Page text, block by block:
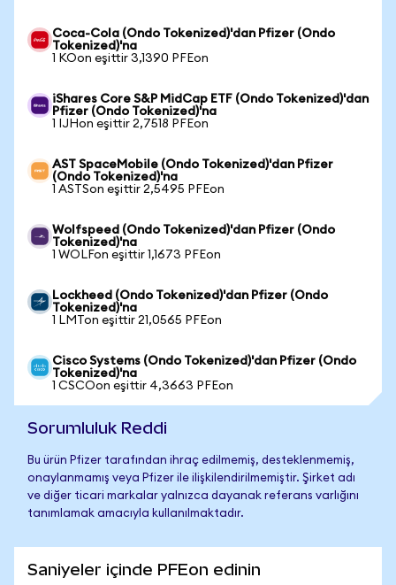
Coca-Cola (Ondo Tokenized)'dan Pfizer (Ondo
Tokenized)'na
1 KOon eşittir 3,1390 PFEon
iShares Core S&P MidCap ETF (Ondo Tokenized)'dan
Pfizer (Ondo Tokenized)'na
1 IJHon eşittir 2,7518 PFEon
AST SpaceMobile (Ondo Tokenized)'dan Pfizer
(Ondo Tokenized)'na
1 ASTSon eşittir 2,5495 PFEon
Wolfspeed (Ondo Tokenized)'dan Pfizer (Ondo
Tokenized)'na
1 WOLFon eşittir 1,1673 PFEon
Lockheed (Ondo Tokenized)'dan Pfizer (Ondo
Tokenized)'na
1 LMTon eşittir 21,0565 PFEon
Cisco Systems (Ondo Tokenized)'dan Pfizer (Ondo
Tokenized)'na
1 CSCOon eşittir 4,3663 PFEon
Sorumluluk Reddi
Bu ürün Pfizer tarafından ihraç edilmemiş, desteklenmemiş,
onaylanmamış veya Pfizer ile ilişkilendirilmemiştir. Şirket adı
ve diğer ticari markalar yalnızca dayanak referans varlığını
tanımlamak amacıyla kullanılmaktadır.
Saniyeler içinde PFEon edinin